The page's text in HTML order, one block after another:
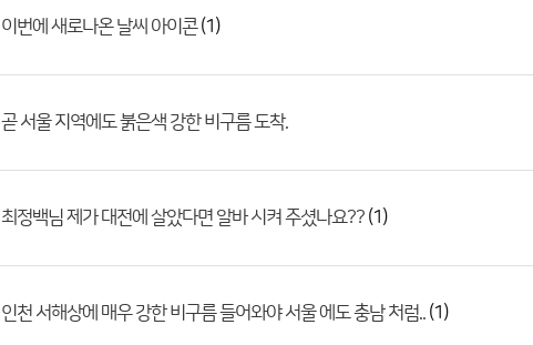
이번에 새로나온 날씨 아이콘(1)
곧 서울 지역에도 붉은색 강한 비구름 도착.
최정백님 제가 대전에 살았다면 알바 시켜 주셨나요?? (1)
인천 서해상에 매우 강한 비구름 들어와야 서울 에도 충남 처럼.. (1)